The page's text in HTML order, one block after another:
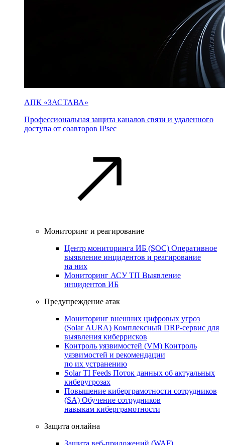
АПК «ЗАСТАВА»
Профессиональная защита каналов связи и удаленного
доступа от соавторов IPsec
Мониторинг и реагирование
Центр мониторинга ИБ (SOC) Оперативное
выявление инцидентов и реагирование
на них
Мониторинг АСУ ТП Выявление
инцидентов ИБ
Предупреждение атак
Мониторинг внешних цифровых угроз
(Solar AURA) Комплексный DRP-сервис для
выявления киберрисков
Контроль уязвимостей (VM) Контроль
уязвимостей и рекомендации
по их устранению
Solar TI Feeds Поток данных об актуальных
киберугрозах
Повышение киберграмотности сотрудников
(SA) Обучение сотрудников
навыкам киберграмотности
Защита онлайна
Защита веб-приложений (WAF)